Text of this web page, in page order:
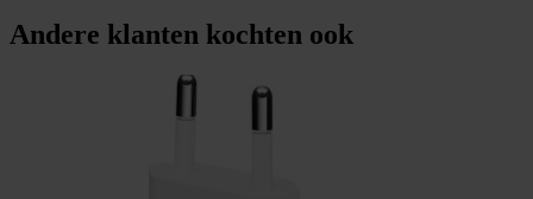
Andere klanten kochten ook